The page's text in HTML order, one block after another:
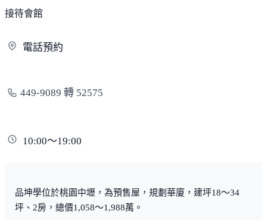
接待會館
電話預約
449-9089 轉 52575
10:00～19:00
品坤學位於桃園中壢，為預售屋，規劃華廈，建坪18～34
坪、2房，總價1,058～1,988萬。